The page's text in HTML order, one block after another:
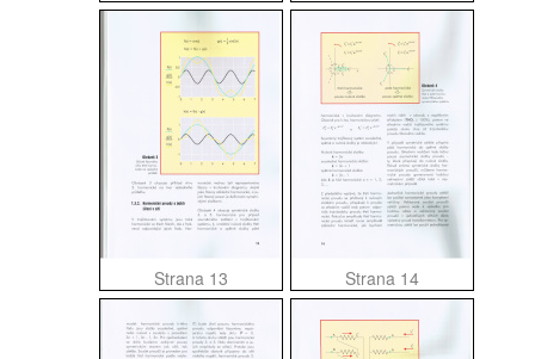
Strana 13 Strana 14